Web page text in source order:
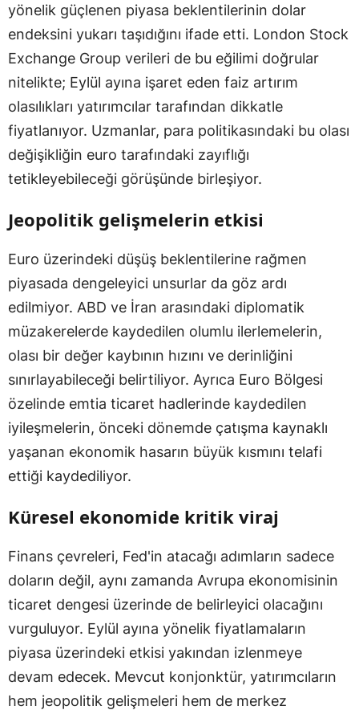
yönelik güçlenen piyasa beklentilerinin dolar
endeksini yukarı taşıdığını ifade etti. London Stock
Exchange Group verileri de bu eğilimi doğrular
nitelikte; Eylül ayına işaret eden faiz artırım
olasılıkları yatırımcılar tarafından dikkatle
fiyatlanıyor. Uzmanlar, para politikasındaki bu olası
değişikliğin euro tarafındaki zayıflığı
tetikleyebileceği görüşünde birleşiyor.
Jeopolitik gelişmelerin etkisi
Euro üzerindeki düşüş beklentilerine rağmen
piyasada dengeleyici unsurlar da göz ardı
edilmiyor. ABD ve İran arasındaki diplomatik
müzakerelerde kaydedilen olumlu ilerlemelerin,
olası bir değer kaybının hızını ve derinliğini
sınırlayabileceği belirtiliyor. Ayrıca Euro Bölgesi
özelinde emtia ticaret hadlerinde kaydedilen
iyileşmelerin, önceki dönemde çatışma kaynaklı
yaşanan ekonomik hasarın büyük kısmını telafi
ettiği kaydediliyor.
Küresel ekonomide kritik viraj
Finans çevreleri, Fed'in atacağı adımların sadece
doların değil, aynı zamanda Avrupa ekonomisinin
ticaret dengesi üzerinde de belirleyici olacağını
vurguluyor. Eylül ayına yönelik fiyatlamaların
piyasa üzerindeki etkisi yakından izlenmeye
devam edecek. Mevcut konjonktür, yatırımcıların
hem jeopolitik gelişmeleri hem de merkez